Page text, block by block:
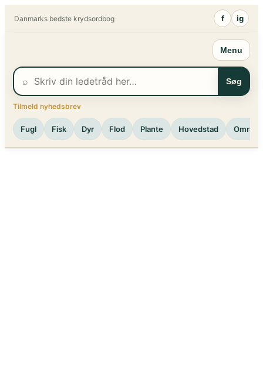
Danmarks bedste krydsordbog f ig
Menu
⌕ Søg
Tilmeld nyhedsbrev
Fugl Fisk Dyr Flod Plante Hovedstad Område